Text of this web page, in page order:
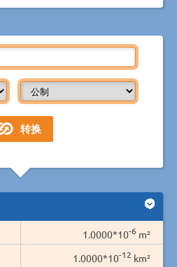
1.0000*10-6 m²
1.0000*10-12 km²